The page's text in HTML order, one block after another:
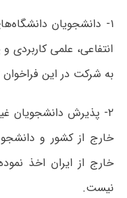
۱- دانشجویان
انتفاعی، علمی
به شرکت در این فراخوان
۲- پذیرش دانشجویان
خارج از کشور و
خارج از ایران اخذ
نیست.